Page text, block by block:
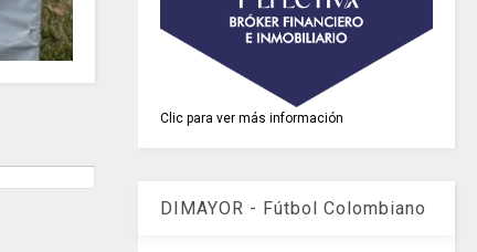
Clic para ver más información
DIMAYOR - Fútbol Colombiano